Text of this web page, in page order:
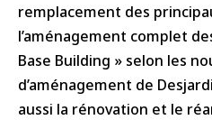
remplacement des
l’aménagement complet
Base Building » selon les
d’aménagement de
aussi la rénovation et le